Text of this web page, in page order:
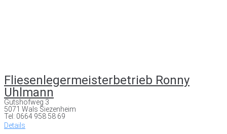
Fliesenlegermeisterbetrieb Ronny
Uhlmann
Gutshofweg 3
5071 Wals Siezenheim
Tel: 0664 958 58 69
Details